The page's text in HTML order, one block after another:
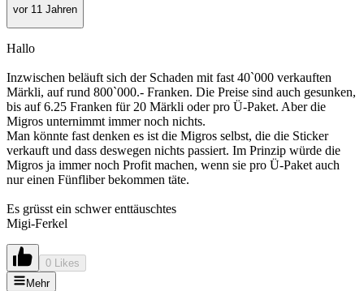
vor 11 Jahren
Hallo
Inzwischen beläuft sich der Schaden mit fast 40`000 verkauften
Märkli, auf rund 800`000.- Franken. Die Preise sind auch gesunken,
bis auf 6.25 Franken für 20 Märkli oder pro Ü-Paket. Aber die
Migros unternimmt immer noch nichts.
Man könnte fast denken es ist die Migros selbst, die die Sticker
verkauft und dass deswegen nichts passiert. Im Prinzip würde die
Migros ja immer noch Profit machen, wenn sie pro Ü-Paket auch
nur einen Fünfliber bekommen täte.
Es grüsst ein schwer enttäuschtes
Migi-Ferkel
0 Likes
Mehr